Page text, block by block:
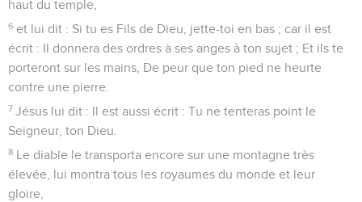
haut du temple,
6 et lui dit : Si tu es Fils de Dieu, jette-toi en bas ; car il est
écrit : Il donnera des ordres à ses anges à ton sujet ; Et ils te
porteront sur les mains, De peur que ton pied ne heurte
contre une pierre.
7 Jésus lui dit : Il est aussi écrit : Tu ne tenteras point le
Seigneur, ton Dieu.
8 Le diable le transporta encore sur une montagne très
élevée, lui montra tous les royaumes du monde et leur
gloire,